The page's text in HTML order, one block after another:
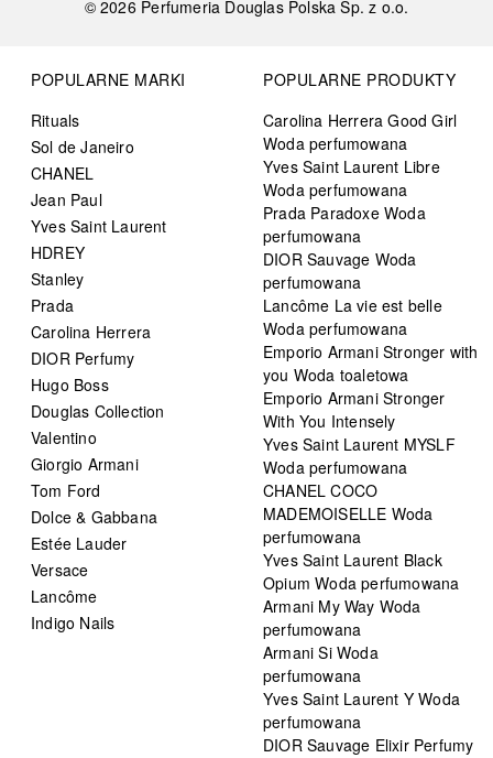
©2026 Perfumeria Douglas Polska Sp. z o.o.
POPULARNE MARKI
Rituals
Sol de Janeiro
CHANEL
Jean Paul
Yves Saint Laurent
HDREY
Stanley
Prada
Carolina Herrera
DIOR Perfumy
Hugo Boss
Douglas Collection
Valentino
Giorgio Armani
Tom Ford
Dolce & Gabbana
Estée Lauder
Versace
Lancôme
Indigo Nails
POPULARNE PRODUKTY
Carolina Herrera Good Girl
Woda perfumowana
Yves Saint Laurent Libre
Woda perfumowana
Prada Paradoxe Woda
perfumowana
DIOR Sauvage Woda
perfumowana
Lancôme La vie est belle
Woda perfumowana
Emporio Armani Stronger with
you Woda toaletowa
Emporio Armani Stronger
With You Intensely
Yves Saint Laurent MYSLF
Woda perfumowana
CHANEL COCO
MADEMOISELLE Woda
perfumowana
Yves Saint Laurent Black
Opium Woda perfumowana
Armani My Way Woda
perfumowana
Armani Si Woda
perfumowana
Yves Saint Laurent Y Woda
perfumowana
DIOR Sauvage Elixir Perfumy